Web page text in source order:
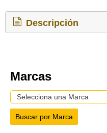
Descripción
Marcas